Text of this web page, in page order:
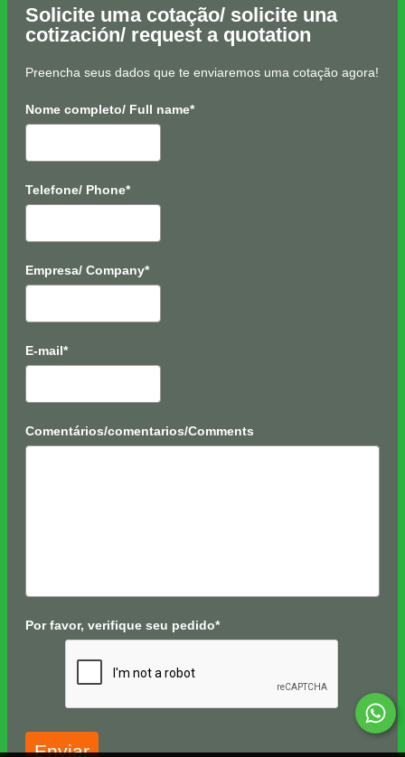
Solicite uma cotação/ solicite una
cotización/ request a quotation
Preencha seus dados que te enviaremos uma cotação agora!
Nome completo/ Full name*
Telefone/ Phone*
Empresa/ Company*
E-mail*
Comentários/comentarios/Comments
Por favor, verifique seu pedido*
Enviar